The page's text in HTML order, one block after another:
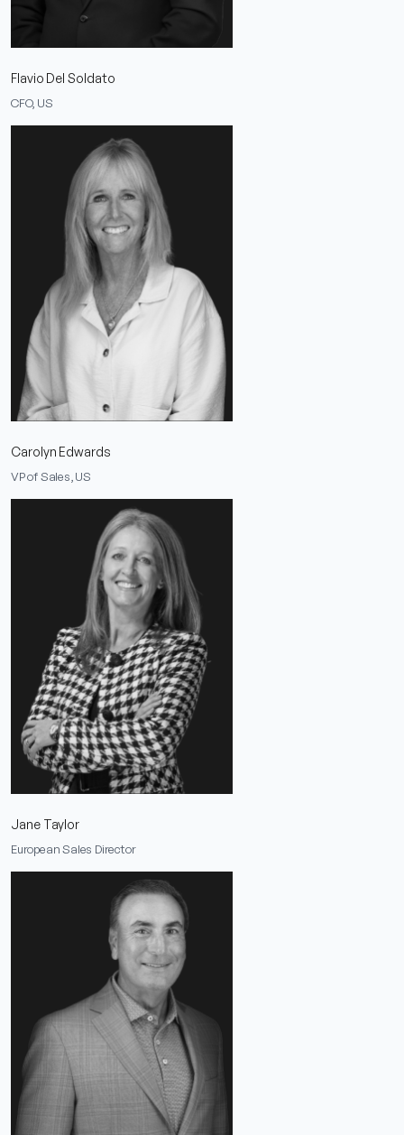
Flavio Del Soldato
CFO, US
Carolyn Edwards
VP of Sales, US
Jane Taylor
European Sales Director